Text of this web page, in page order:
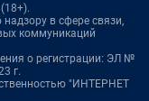
в сфере связи,
коммуникаций
о регистрации: ЭЛ №
г.
"ИНТЕРНЕТ